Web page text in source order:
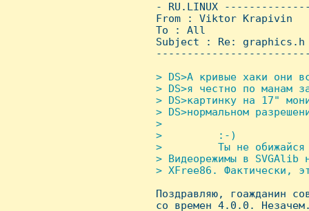
- RU.LINUX
From : Viktor
To : All
Subject : Re: graphics.h
> DS>А кpивые хаки они
> DS>я честно по манам
> DS>каpтинку на 17"
> DS>ноpмальном
>
>         :-)
>         Ты не обижайся
> Видеоpежимы в SVGAlib
> XFree86. Фактически,
Поздpавляю, гоажданин
со вpемен 4.0.0.